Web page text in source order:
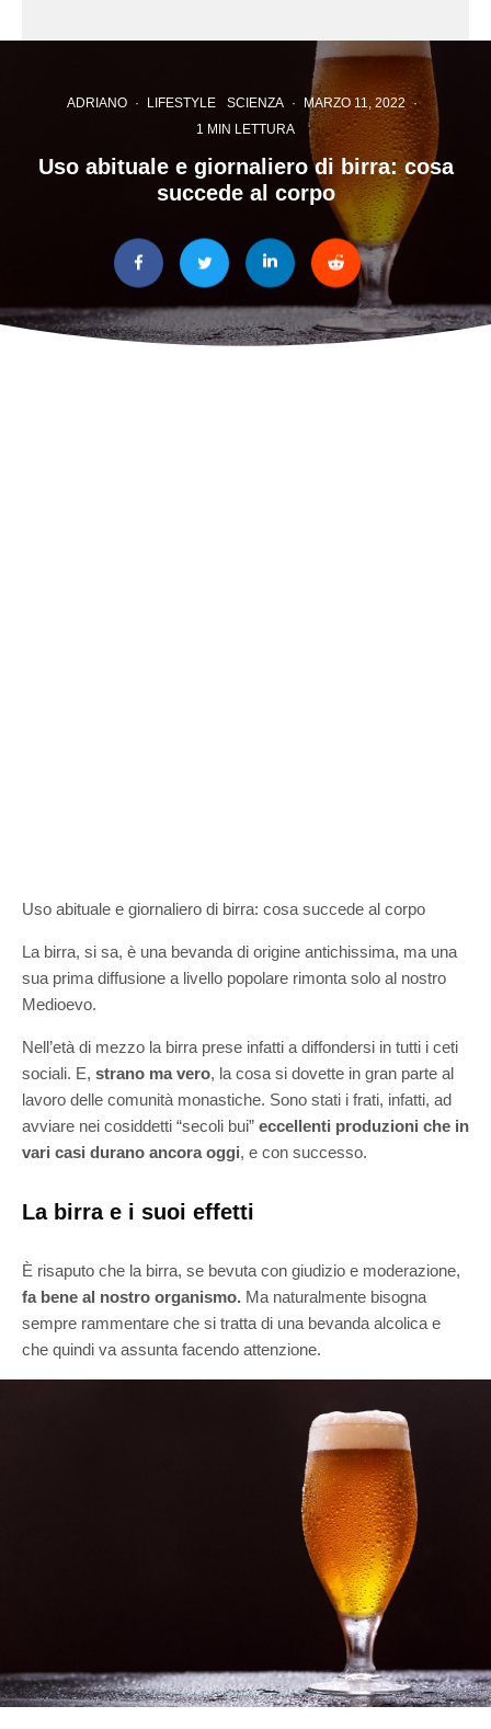
ADRIANO · LIFESTYLE SCIENZA · MARZO 11, 2022 ·
1 MIN LETTURA
Uso abituale e giornaliero di birra: cosa
succede al corpo
Uso abituale e giornaliero di birra: cosa succede al corpo
La birra, si sa, è una bevanda di origine antichissima, ma una
sua prima diffusione a livello popolare rimonta solo al nostro
Medioevo.
Nell’età di mezzo la birra prese infatti a diffondersi in tutti i ceti
sociali. E, strano ma vero, la cosa si dovette in gran parte al
lavoro delle comunità monastiche. Sono stati i frati, infatti, ad
avviare nei cosiddetti “secoli bui” eccellenti produzioni che in
vari casi durano ancora oggi, e con successo.
La birra e i suoi effetti
È risaputo che la birra, se bevuta con giudizio e moderazione,
fa bene al nostro organismo. Ma naturalmente bisogna
sempre rammentare che si tratta di una bevanda alcolica e
che quindi va assunta facendo attenzione.